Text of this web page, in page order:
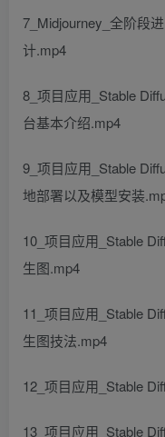
7_Midjourney_全阶段
计.mp4
8_项目应用_Stable
台基本介绍.mp4
9_项目应用_Stable
地部署以及模型安装
10_项目应用_Stable
生图.mp4
11_项目应用_Stable
生图技法.mp4
12_项目应用_Stable
13_项目应用_Stable